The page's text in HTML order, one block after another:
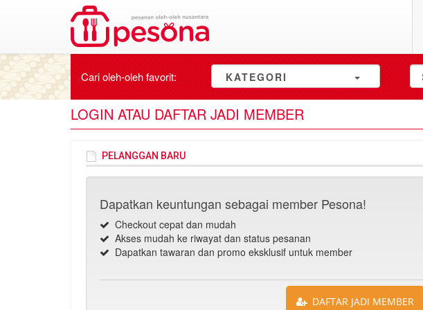
Cari oleh-olehfavorit: KATEGORI
LOGIN ATAU DAFTAR JADI MEMBER
PELANGGAN BARU
Dapatkan keuntungan sebagai member Pesona!
Checkout cepat dan mudah
Akses mudah ke riwayat dan status pesanan
Dapatkan tawaran dan promo eksklusif untuk member
DAFTAR JADI MEMBER